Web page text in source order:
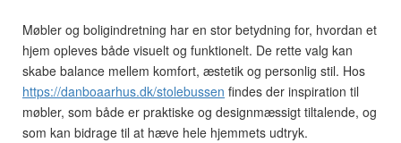
Møbler og boligindretning har en stor betydning for, hvordan et
hjem opleves både visuelt og funktionelt. De rette valg kan
skabe balance mellem komfort, æstetik og personlig stil. Hos
https://danboaarhus.dk/stolebussen findes der inspiration til
møbler, som både er praktiske og designmæssigt tiltalende, og
som kan bidrage til at hæve hele hjemmets udtryk.